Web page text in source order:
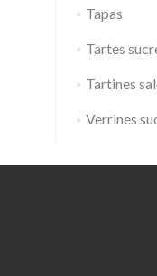
Tapas
Tartes
Tartines
Verrines